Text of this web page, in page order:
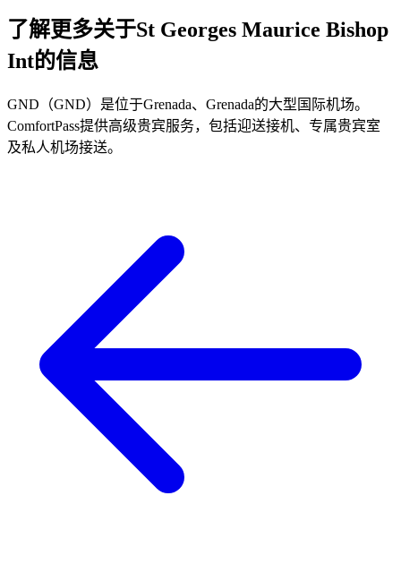
了解更多关于St Georges Maurice Bishop
Int的信息
GND（GND）是位于Grenada、Grenada的大型国际机场。
ComfortPass提供高级贵宾服务，包括迎送接机、专属贵宾室
及私人机场接送。